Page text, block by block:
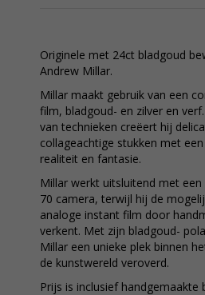
Originele met 24ct bladgoud
Andrew Millar.
Millar maakt gebruik van een
film, bladgoud- en zilver en
van technieken creëert hij
collageachtige stukken met
realiteit en fantasie.
Millar werkt uitsluitend met een
70 camera, terwijl hij de
analoge instant film door
verkent. Met zijn bladgoud-
Millar een unieke plek binnen
de kunstwereld veroverd.
Prijs is inclusief handgemaakte